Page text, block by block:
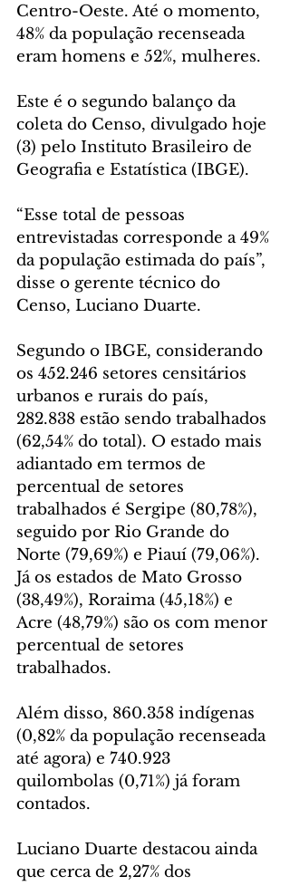
Centro-Oeste. Até o momento,
48% da população recenseada
eram homens e 52%, mulheres.
Este é o segundo balanço da
coleta do Censo, divulgado hoje
(3) pelo Instituto Brasileiro de
Geografia e Estatística (IBGE).
“Esse total de pessoas
entrevistadas corresponde a 49%
da população estimada do país”,
disse o gerente técnico do
Censo, Luciano Duarte.
Segundo o IBGE, considerando
os 452.246 setores censitários
urbanos e rurais do país,
282.838 estão sendo trabalhados
(62,54% do total). O estado mais
adiantado em termos de
percentual de setores
trabalhados é Sergipe (80,78%),
seguido por Rio Grande do
Norte (79,69%) e Piauí (79,06%).
Já os estados de Mato Grosso
(38,49%), Roraima (45,18%) e
Acre (48,79%) são os com menor
percentual de setores
trabalhados.
Além disso, 860.358 indígenas
(0,82% da população recenseada
até agora) e 740.923
quilombolas (0,71%) já foram
contados.
Luciano Duarte destacou ainda
que cerca de 2,27% dos